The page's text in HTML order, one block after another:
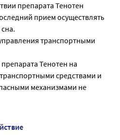
препарата Тенотен
прием осуществлять
транспортными
Тенотен на
средствами и
механизмами не